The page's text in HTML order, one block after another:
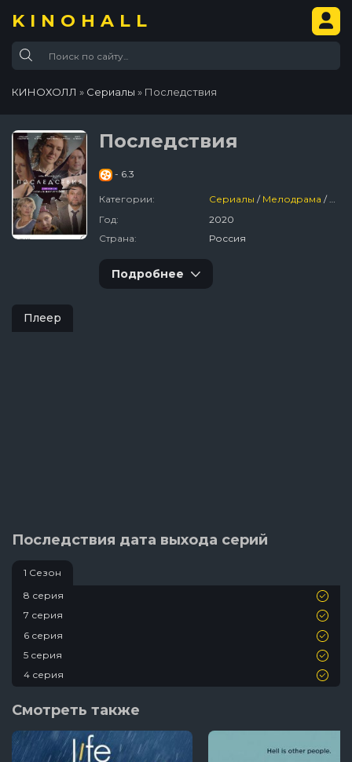
KINOHALL
КИНОХОЛЛ » Сериалы » Последствия
Последствия
- 6.3
Категории: Сериалы / Мелодрама /
Год:
2020
Страна:
Россия
Подробнее
Плеер
Последствия дата выхода серий
1 Сезон
8 серия
7 серия
6 серия
5 серия
4 серия
2 серия
1 серия
Смотреть также